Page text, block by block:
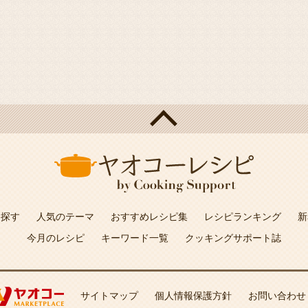
す 人気のテーマ おすすめレシピ集 レシピランキング
今月のレシピ
キーワード一覧 クッキングサポート誌
サイトマップ 個人情報保護方針 お問い合わせ